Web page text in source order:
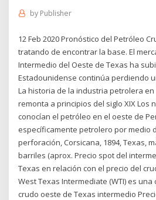
by Publisher
12 Feb 2020 Pronóstico del Petróleo
tratando de encontrar la base. El
Intermedio del Oeste de Texas ha
Estadounidense continúa perdiendo
La historia de la industria petrolera
remonta a principios del siglo XIX Los
conocían el petróleo en el oeste de
específicamente petrolero por medio
perforación, Corsicana, 1894, Texas,
barriles (aprox. Precio spot del
Texas en relación con el precio del
West Texas Intermediate (WTI) es
crudo oeste de Texas intermedio